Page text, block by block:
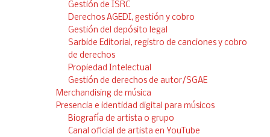
Gestión de ISRC
Derechos AGEDI, gestión y cobro
Gestión del depósito legal
Sarbide Editorial, registro de canciones y cobro
de derechos
Propiedad Intelectual
Gestión de derechos de autor/SGAE
Merchandising de música
Presencia e identidad digital para músicos
Biografía de artista o grupo
Canal oficial de artista en YouTube